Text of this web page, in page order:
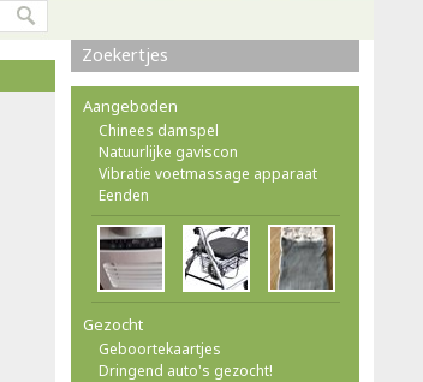
Zoekertjes
Aangeboden
Chinees damspel
Natuurlijke gaviscon
Vibratie voetmassage apparaat
Eenden
Gezocht
Geboortekaartjes
Dringend auto's gezocht!